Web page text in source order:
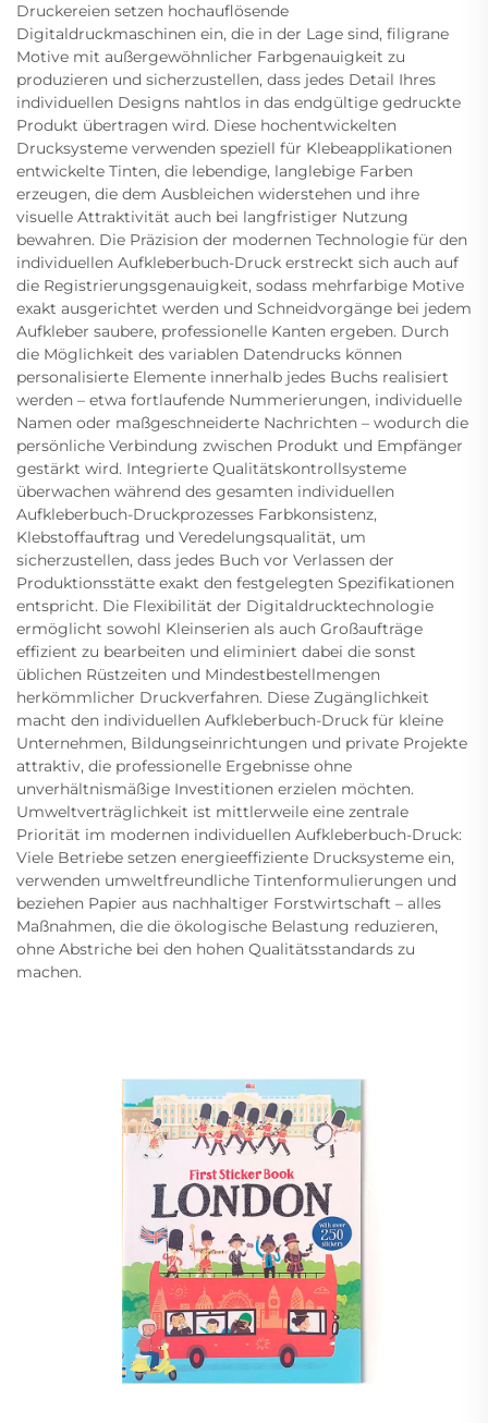
Druckereien setzen hochauflösende
Digitaldruckmaschinen ein, die in der Lage sind, filigrane
Motive mit außergewöhnlicher Farbgenauigkeit zu
produzieren und sicherzustellen, dass jedes Detail Ihres
individuellen Designs nahtlos in das endgültige gedruckte
Produkt übertragen wird. Diese hochentwickelten
Drucksysteme verwenden speziell für Klebeapplikationen
entwickelte Tinten, die lebendige, langlebige Farben
erzeugen, die dem Ausbleichen widerstehen und ihre
visuelle Attraktivität auch bei langfristiger Nutzung
bewahren. Die Präzision der modernen Technologie für den
individuellen Aufkleberbuch-Druck erstreckt sich auch auf
die Registrierungsgenauigkeit, sodass mehrfarbige Motive
exakt ausgerichtet werden und Schneidvorgänge bei jedem
Aufkleber saubere, professionelle Kanten ergeben. Durch
die Möglichkeit des variablen Datendrucks können
personalisierte Elemente innerhalb jedes Buchs realisiert
werden – etwa fortlaufende Nummerierungen, individuelle
Namen oder maßgeschneiderte Nachrichten – wodurch die
persönliche Verbindung zwischen Produkt und Empfänger
gestärkt wird. Integrierte Qualitätskontrollsysteme
überwachen während des gesamten individuellen
Aufkleberbuch-Druckprozesses Farbkonsistenz,
Klebstoffauftrag und Veredelungsqualität, um
sicherzustellen, dass jedes Buch vor Verlassen der
Produktionsstätte exakt den festgelegten Spezifikationen
entspricht. Die Flexibilität der Digitaldrucktechnologie
ermöglicht sowohl Kleinserien als auch Großaufträge
effizient zu bearbeiten und eliminiert dabei die sonst
üblichen Rüstzeiten und Mindestbestellmengen
herkömmlicher Druckverfahren. Diese Zugänglichkeit
macht den individuellen Aufkleberbuch-Druck für kleine
Unternehmen, Bildungseinrichtungen und private Projekte
attraktiv, die professionelle Ergebnisse ohne
unverhältnismäßige Investitionen erzielen möchten.
Umweltverträglichkeit ist mittlerweile eine zentrale
Priorität im modernen individuellen Aufkleberbuch-Druck:
Viele Betriebe setzen energieeffiziente Drucksysteme ein,
verwenden umweltfreundliche Tintenformulierungen und
beziehen Papier aus nachhaltiger Forstwirtschaft – alles
Maßnahmen, die die ökologische Belastung reduzieren,
ohne Abstriche bei den hohen Qualitätsstandards zu
machen.